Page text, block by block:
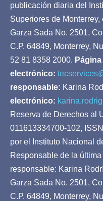
publicación diaria del
Superiores de
Garza Sada No. 2501,
C.P. 64849, Monterrey,
52 81 8358 2000.
electrónico:
responsable: Karina
electrónico:
Reserva de Derechos al
011613334700-102,
por el Instituto Nacional
Responsable de la
responsable: Karina
Garza Sada No. 2501,
C.P. 64849, Monterrey,